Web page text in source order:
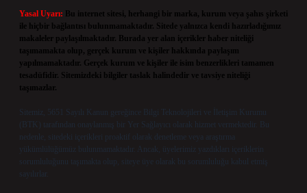
Yasal Uyarı:
Bu internet sitesi, herhangi bir marka, kurum veya şahıs şirketi
ile hiçbir bağlantısı bulunmamaktadır. Sitede yalnızca kendi hazırladığımız
makaleler paylaşılmaktadır. Burada yer alan içerikler haber niteliği
taşımamakta olup, gerçek kurum ve kişiler hakkında paylaşım
yapılmamaktadır. Gerçek kurum ve kişiler ile isim benzerlikleri tamamen
tesadüfidir. Sitemizdeki bilgiler taslak halindedir ve tavsiye niteliği
taşımazlar.
Sitemiz, 5651 Sayılı Kanun gereğince Bilgi Teknolojileri ve İletişim Kurumu
(BTK) tarafından onaylanmış bir Yer Sağlayıcı olarak hizmet vermektedir. Bu
nedenle, sitedeki içerikleri proaktif olarak denetleme veya araştırma
yükümlülüğümüz bulunmamaktadır. Ancak, üyelerimiz yazdıkları içeriklerin
sorumluluğunu taşımakta olup, siteye üye olarak bu sorumluluğu kabul etmiş
sayılırlar.